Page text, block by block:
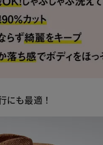
にも最適！